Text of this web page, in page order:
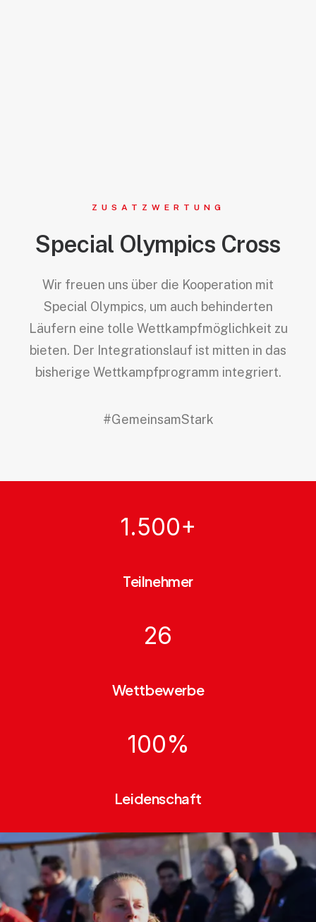
ZUSATZWERTUNG
Special Olympics Cross
Wir freuen uns über die Kooperation mit
Special Olympics, um auch behinderten
Läufern eine tolle Wettkampfmöglichkeit zu
bieten. Der Integrationslauf ist mitten in das
bisherige Wettkampfprogramm integriert.
#GemeinsamStark
1.500+
Teilnehmer
26
Wettbewerbe
100%
Leidenschaft